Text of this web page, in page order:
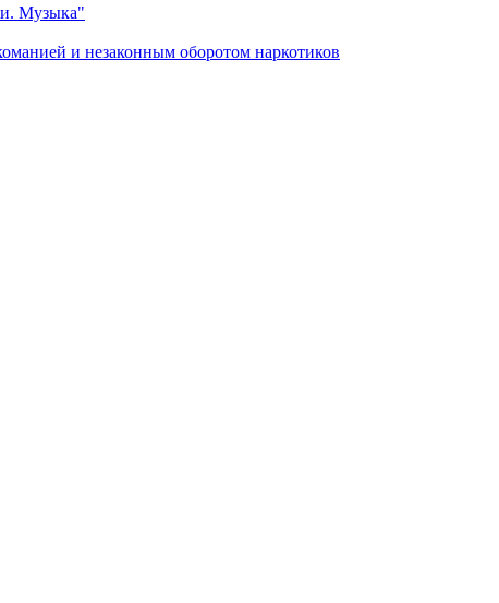
Музыка"
и незаконным оборотом наркотиков